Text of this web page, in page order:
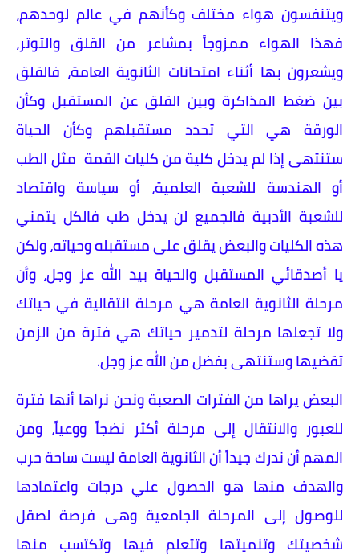
ويتنفسون هواء مختلف وكأنهم في عالم لوحدهم،
فهذا الهواء ممزوجاً بمشاعر من القلق والتوتر،
ويشعرون بها أثناء امتحانات الثانوية العامة، فالقلق
بين ضغط المذاكرة وبين القلق عن المستقبل وكأن
الورقة هي التي تحدد مستقبلهم وكأن الحياة
ستنتهى إذا لم يدخل كلية من كليات القمة مثل الطب
أو الهندسة للشعبة العلمية، أو سياسة واقتصاد
للشعبة الأدبية فالجميع لن يدخل طب فالكل يتمني
هذه الكليات والبعض يقلق على مستقبله وحياته، ولكن
يا أصدقائي المستقبل والحياة بيد الله عز وجل، وأن
مرحلة الثانوية العامة هي مرحلة انتقالية في حياتك
ولا تجعلها مرحلة لتدمير حياتك هي فترة من الزمن
تقضيها وستنتهى بفضل من الله عز وجل.
البعض يراها من الفترات الصعبة ونحن نراها أنها فترة
للعبور والانتقال إلى مرحلة أكثر نضجاً ووعياً، ومن
المهم أن ندرك جيداً أن الثانوية العامة ليست ساحة حرب
والهدف منها هو الحصول علي درجات واعتمادها
للوصول إلى المرحلة الجامعية وهى فرصة لصقل
شخصيتك وتنميتها وتتعلم فيها وتكتسب منها